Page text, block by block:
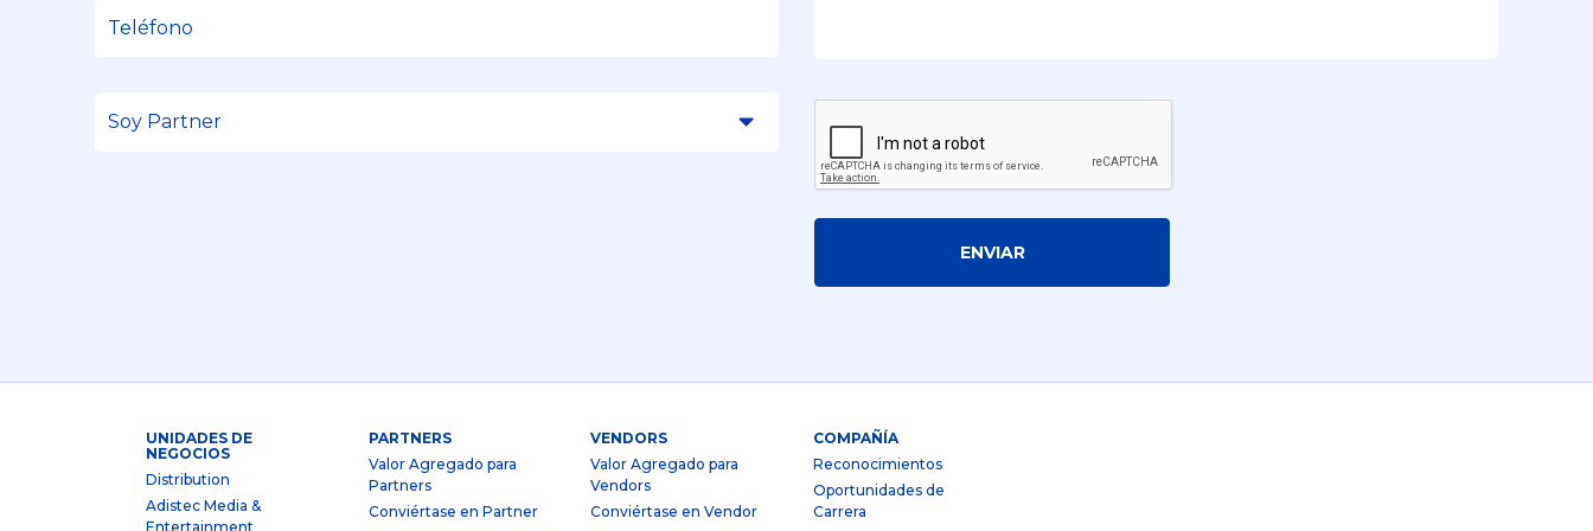
ENVIAR
UNIDADES DE
NEGOCIOS
Distribution
Adistec Media &
Entertainment
PARTNERS
Valor Agregado para
Partners
Conviértase en Partner
VENDORS
Valor Agregado para
Vendors
Conviértase en Vendor
COMPAÑÍA
Reconocimientos
Oportunidades de
Carrera